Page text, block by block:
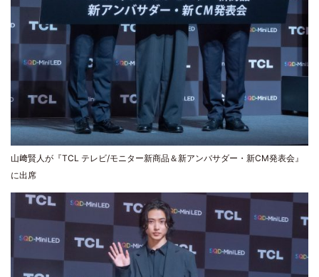
山﨑賢人が『TCL テレビ/モニター新商品＆新アンバサダー・新CM発表会』
に出席